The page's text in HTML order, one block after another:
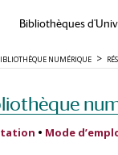
Bibliothèques
NUMÉRIQUE
• Mode